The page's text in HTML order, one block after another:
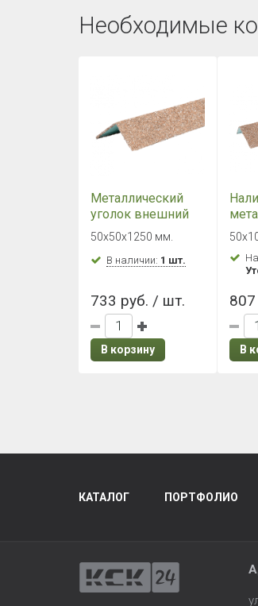
Необходимые
Металлический
уголок внешний
HAUBERK с
посыпкой
Коричнево-
50х50х1250 мм.
В наличии: 1 шт.
733 руб. / шт.
В корзину В
КАТАЛОГ ПОРТФОЛИО